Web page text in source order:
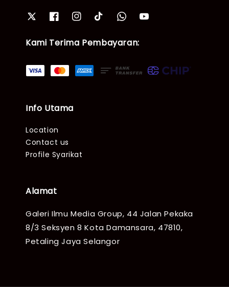
Kami Terima Pembayaran:
Info Utama
Location
Contact us
Profile Syarikat
Alamat
Galeri Ilmu Media Group, 44 Jalan Pekaka
8/3 Seksyen 8 Kota Damansara, 47810,
Petaling Jaya Selangor